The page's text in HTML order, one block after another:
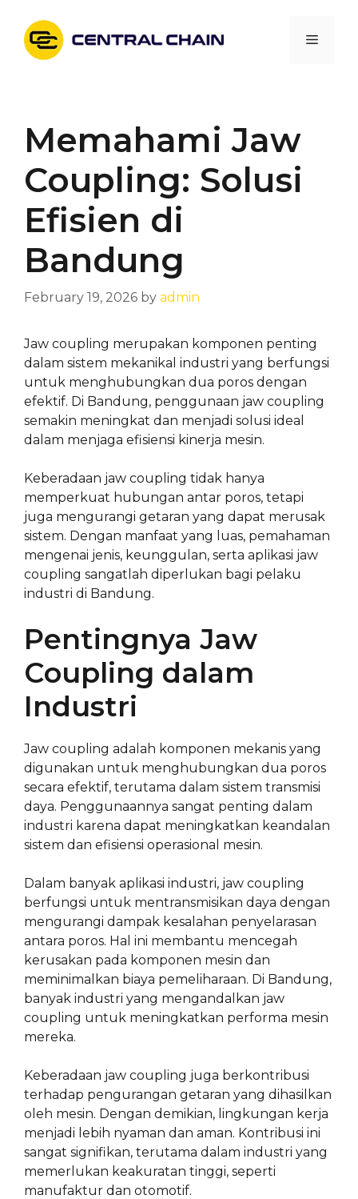
content
Menu
Memahami Jaw
Coupling: Solusi
Efisien di
Bandung
February 19, 2026 by admin
Jaw coupling merupakan komponen penting
dalam sistem mekanikal industri yang berfungsi
untuk menghubungkan dua poros dengan
efektif. Di Bandung, penggunaan jaw coupling
semakin meningkat dan menjadi solusi ideal
dalam menjaga efisiensi kinerja mesin.
Keberadaan jaw coupling tidak hanya
memperkuat hubungan antar poros, tetapi
juga mengurangi getaran yang dapat merusak
sistem. Dengan manfaat yang luas, pemahaman
mengenai jenis, keunggulan, serta aplikasi jaw
coupling sangatlah diperlukan bagi pelaku
industri di Bandung.
Pentingnya Jaw
Coupling dalam
Industri
Jaw coupling adalah komponen mekanis yang
digunakan untuk menghubungkan dua poros
secara efektif, terutama dalam sistem transmisi
daya. Penggunaannya sangat penting dalam
industri karena dapat meningkatkan keandalan
sistem dan efisiensi operasional mesin.
Dalam banyak aplikasi industri, jaw coupling
berfungsi untuk mentransmisikan daya dengan
mengurangi dampak kesalahan penyelarasan
antara poros. Hal ini membantu mencegah
kerusakan pada komponen mesin dan
meminimalkan biaya pemeliharaan. Di Bandung,
banyak industri yang mengandalkan jaw
coupling untuk meningkatkan performa mesin
mereka.
Keberadaan jaw coupling juga berkontribusi
terhadap pengurangan getaran yang dihasilkan
oleh mesin. Dengan demikian, lingkungan kerja
menjadi lebih nyaman dan aman. Kontribusi ini
sangat signifikan, terutama dalam industri yang
memerlukan keakuratan tinggi, seperti
manufaktur dan otomotif.